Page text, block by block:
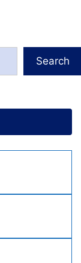
Search